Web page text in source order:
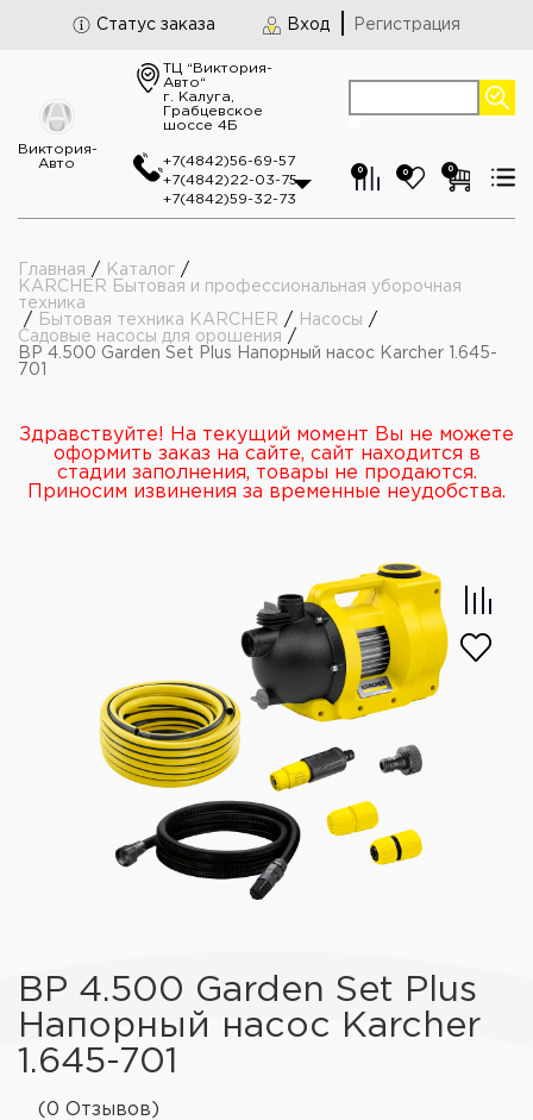
Статус заказа Вход Регистрация
Виктория-
Авто
ТЦ “Виктория-
Авто“
г. Калуга,
Грабцевское
шоссе 4Б
+7(4842)56-69-57
+7(4842)22-03-75
+7(4842)59-32-73
0 0 0
Главная / Каталог /
KARCHER Бытовая и профессиональная уборочная
техника
/
Бытовая техника KARCHER / Насосы /
Садовые насосы для орошения /
BP 4.500 Garden Set Plus Напорный насос Karcher 1.645-
701
Здравствуйте! На текущий момент Вы не можете
оформить заказ на сайте, сайт находится в
стадии заполнения, товары не продаются.
Приносим извинения за временные неудобства.
BP 4.500 Garden Set Plus
Напорный насос Karcher
1.645-701
(0 Отзывов)